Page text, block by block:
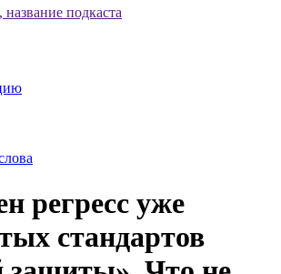
подкаста
регресс уже
стандартов